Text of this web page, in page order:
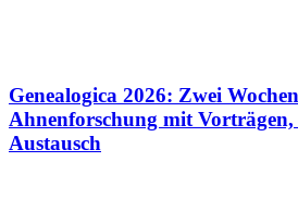
Genealogica 2026: Zwei
Ahnenforschung mit
Austausch